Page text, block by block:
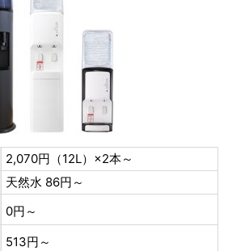
2,070円（12L）×2本～
天然水 86円～
0円～
513円～